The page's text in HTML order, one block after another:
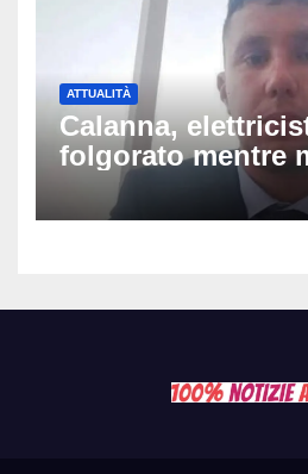
ATTUALITÀ
Calanna,
folgorato mentre
luminarie della
Fabio Calabrò e